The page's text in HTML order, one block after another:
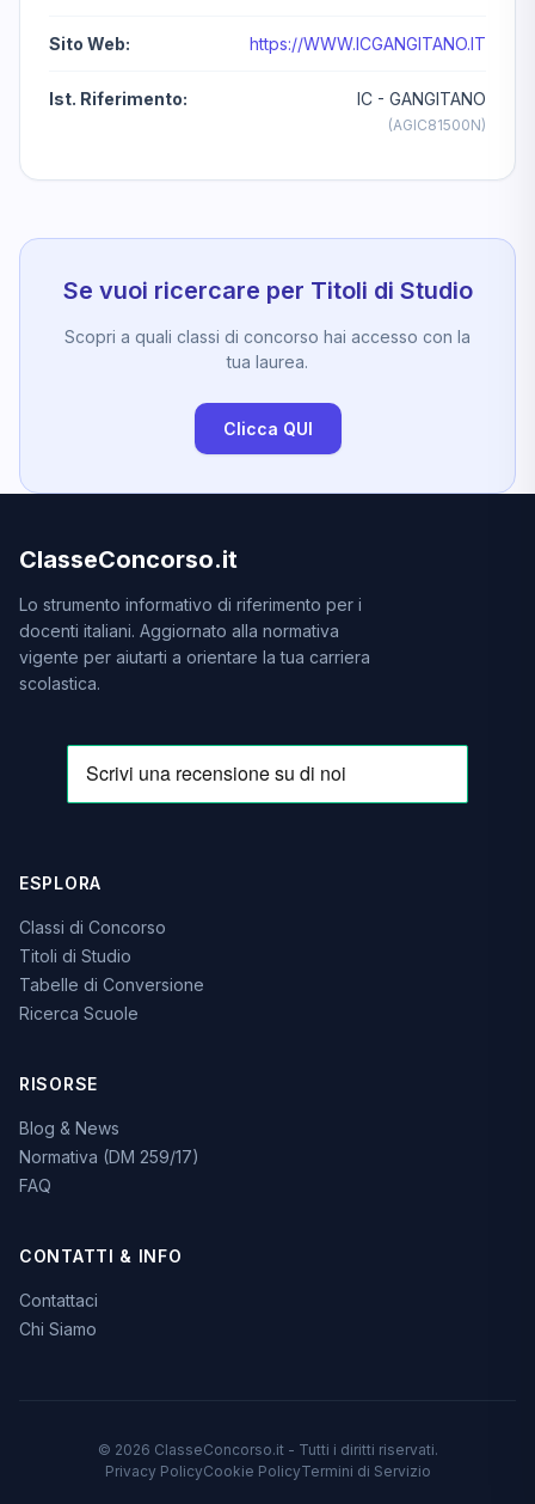
Sito Web: https://WWW.ICGANGITANO.IT
Ist. Riferimento: IC - GANGITANO
(AGIC81500N)
Se vuoi ricercare per Titoli di Studio
Scopri a quali classi di concorso hai accesso con la
tua laurea.
Clicca QUI
ClasseConcorso.it
Lo strumento informativo di riferimento per i
docenti italiani. Aggiornato alla normativa
vigente per aiutarti a orientare la tua carriera
scolastica.
ESPLORA
Classi di Concorso
Titoli di Studio
Tabelle di Conversione
Ricerca Scuole
RISORSE
Blog & News
Normativa (DM 259/17)
FAQ
CONTATTI & INFO
Contattaci
Chi Siamo
© 2026 ClasseConcorso.it - Tutti i diritti riservati.
Privacy PolicyCookie PolicyTermini di Servizio